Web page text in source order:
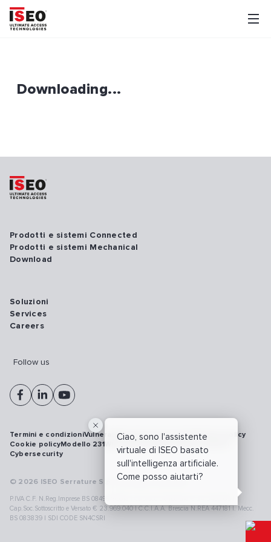
Downloading...
Ciao, sono l'assistente
virtuale di ISEO basato
sull'intelligenza artificiale.
Come posso aiutarti?
Prodotti e sistemi Connected
Prodotti e sistemi Mechanical
Download
Soluzioni
Services
Careers
Follow us
© 2026 ISEO Serrature S.p.A. All right reserved
P.IVA C.F. N.Reg.Imprese BS 08499190018 | Cap.Soc.Deliberato € 24.340.965 |
Cap.Soc.Sottoscritto e Versato € 23.969.040 | C.C.I.A.A. Brescia N.REA 447181 |. Mecc.
BS 083839 | SDI CODE SN4CSRI
Termini e condizioniVulnerability disclosure policyPrivacy policy
Cookie policyModello 231WhistleblowingRichiamo prodotti
Cybersecurity